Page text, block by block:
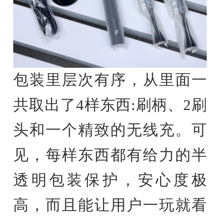
包装里层次有序，从里面一
共取出了4样东西:刷柄、2刷
头和一个精致的无线充。可
见，每样东西都有给力的半
透明包装保护，安心度极
高，而且能让用户一玩就看